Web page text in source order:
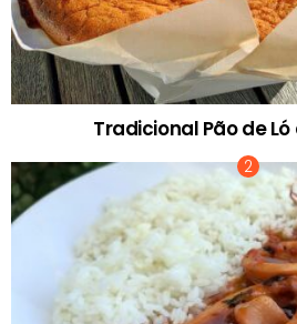
Tradicional Pão de